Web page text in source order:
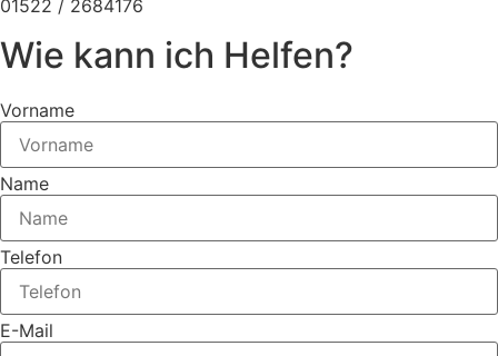
01522 / 2684176
Wie kann ich Helfen?
Vorname
Name
Telefon
E-Mail